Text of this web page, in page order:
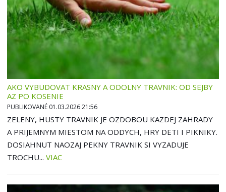
AKO VYBUDOVAT KRASNY A ODOLNY TRAVNIK: OD SEJBY
AZ PO KOSENIE
PUBLIKOVANÉ 01.03.2026 21:56
ZELENY, HUSTY TRAVNIK JE OZDOBOU KAZDEJ ZAHRADY
A PRIJEMNYM MIESTOM NA ODDYCH, HRY DETI I PIKNIKY.
DOSIAHNUT NAOZAJ PEKNY TRAVNIK SI VYZADUJE
TROCHU... VIAC